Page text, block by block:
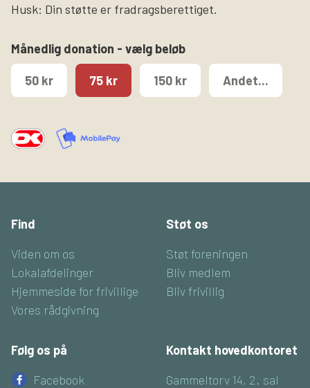
Husk: Din støtte er fradragsberettiget.
Månedlig donation - vælg beløb
50 kr 75 kr 150 kr Andet...
Find
Viden om os
Lokalafdelinger
Hjemmeside for frivillige
Vores rådgivning
Støt os
Støt foreningen
Bliv medlem
Bliv frivillig
Følg os på
Facebook
Kontakt hovedkontoret
Gammeltorv 14, 2. sal